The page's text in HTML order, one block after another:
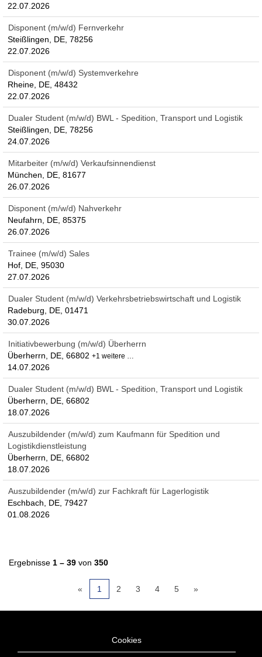
22.07.2026
Disponent (m/w/d) Fernverkehr
Steißlingen, DE, 78256
22.07.2026
Disponent (m/w/d) Systemverkehre
Rheine, DE, 48432
22.07.2026
Dualer Student (m/w/d) BWL - Spedition, Transport und Logistik
Steißlingen, DE, 78256
24.07.2026
Mitarbeiter (m/w/d) Verkaufsinnendienst
München, DE, 81677
26.07.2026
Disponent (m/w/d) Nahverkehr
Neufahrn, DE, 85375
26.07.2026
Trainee (m/w/d) Sales
Hof, DE, 95030
27.07.2026
Dualer Student (m/w/d) Verkehrsbetriebswirtschaft und Logistik
Radeburg, DE, 01471
30.07.2026
Initiativbewerbung (m/w/d) Überherrn
Überherrn, DE, 66802 +1 weitere …
14.07.2026
Dualer Student (m/w/d) BWL - Spedition, Transport und Logistik
Überherrn, DE, 66802
18.07.2026
Auszubildender (m/w/d) zum Kaufmann für Spedition und
Logistikdienstleistung
Überherrn, DE, 66802
18.07.2026
Auszubildender (m/w/d) zur Fachkraft für Lagerlogistik
Eschbach, DE, 79427
01.08.2026
Ergebnisse 1 – 39 von 350
« 1 2 3 4 5 »
Cookies